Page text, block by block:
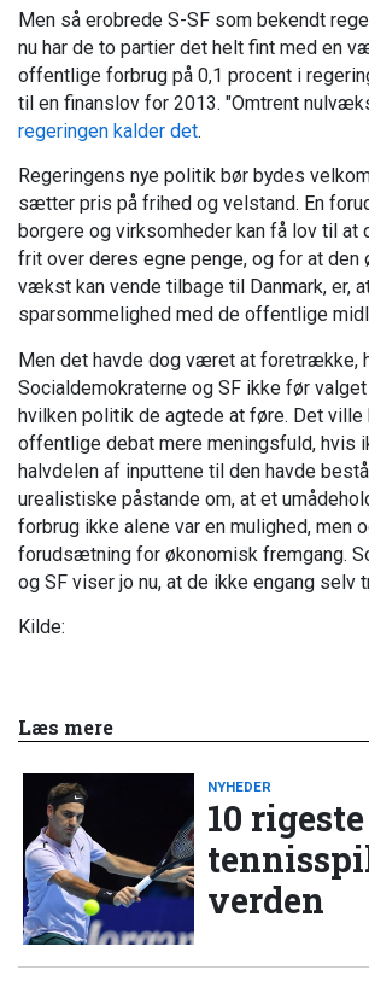
Men så erobrede S-SF som bekendt
nu har de to partier det helt fint med en
offentlige forbrug på 0,1 procent i
til en finanslov for 2013. "Omtrent
regeringen kalder det.
Regeringens nye politik bør bydes
sætter pris på frihed og velstand. En
borgere og virksomheder kan få lov til at
frit over deres egne penge, og for at den
vækst kan vende tilbage til Danmark, er,
sparsommelighed med de offentlige
Men det havde dog været at foretrække,
Socialdemokraterne og SF ikke før
hvilken politik de agtede at føre. Det ville
offentlige debat mere meningsfuld, hvis
halvdelen af inputtene til den havde
urealistiske påstande om, at et
forbrug ikke alene var en mulighed, men
forudsætning for økonomisk fremgang.
og SF viser jo nu, at de ikke engang selv
Kilde:
Læs mere
NYHEDER
10 rigeste
verden